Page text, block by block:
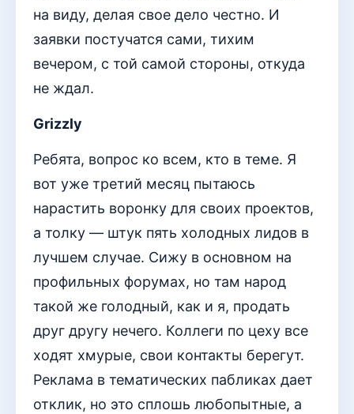
на виду, делая свое дело честно. И
заявки постучатся сами, тихим
вечером, с той самой стороны, откуда
не ждал.
Grizzly
Ребята, вопрос ко всем, кто в теме. Я
вот уже третий месяц пытаюсь
нарастить воронку для своих проектов,
а толку — штук пять холодных лидов в
лучшем случае. Сижу в основном на
профильных форумах, но там народ
такой же голодный, как и я, продать
друг другу нечего. Коллеги по цеху все
ходят хмурые, свои контакты берегут.
Реклама в тематических пабликах дает
отклик, но это сплошь любопытные, а